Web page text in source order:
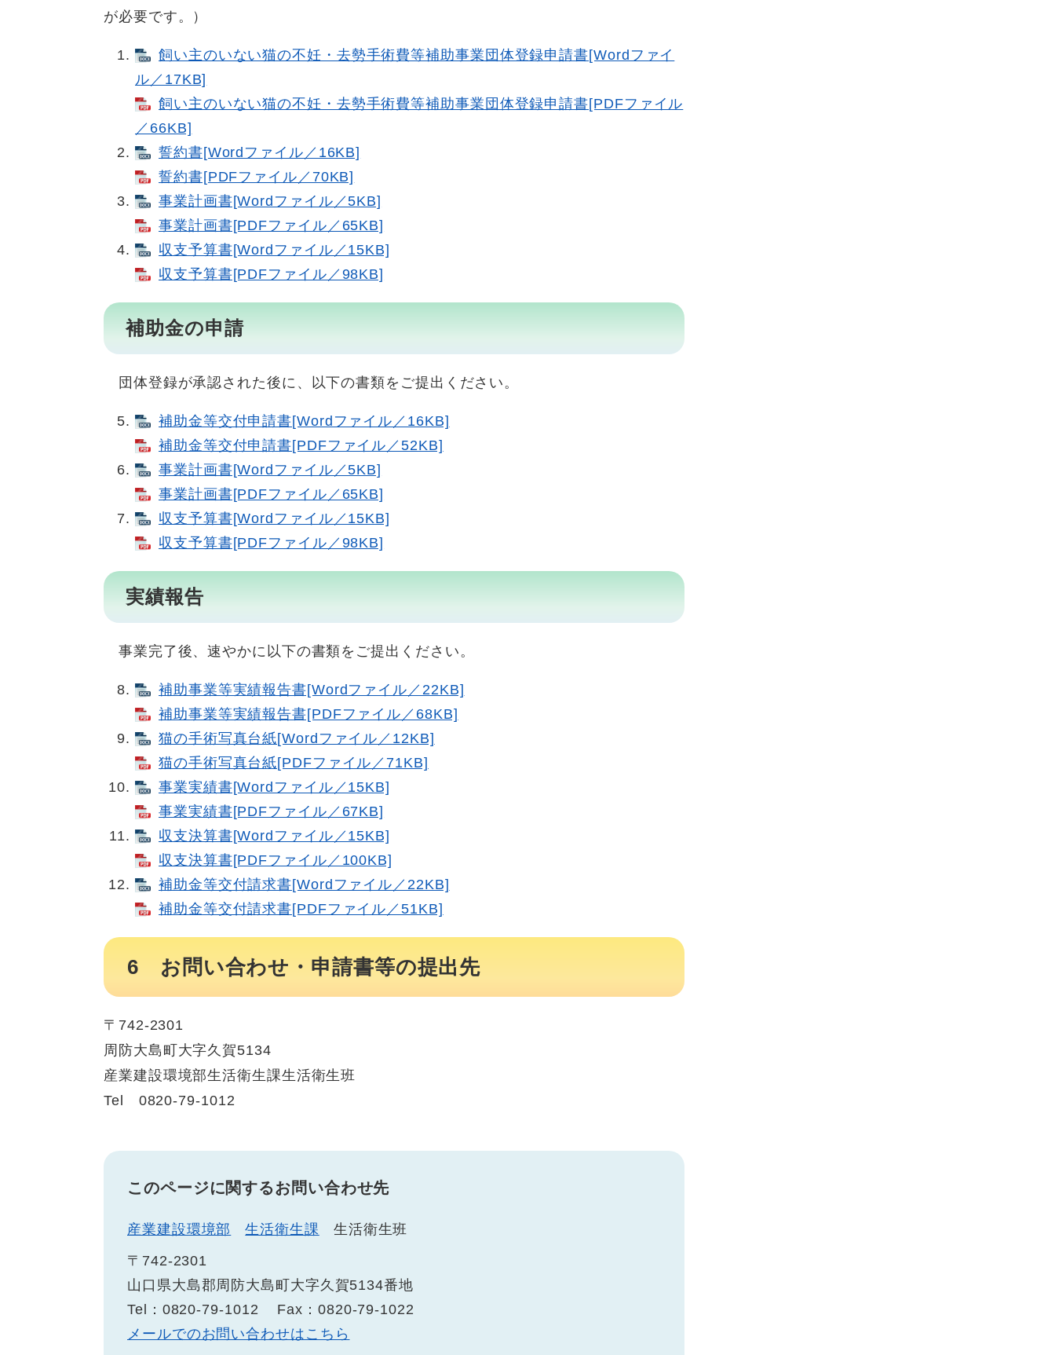
が必要です。）
飼い主のいない猫の不妊・去勢手術費等補助事業団体登録申請書[Wordファイ
ル／17KB]
飼い主のいない猫の不妊・去勢手術費等補助事業団体登録申請書​[PDFファイル
／66KB]
誓約書[Wordファイル／16KB]
誓約書​[PDFファイル／70KB]
事業計画書[Wordファイル／5KB]
事業計画書​[PDFファイル／65KB]
収支予算書[Wordファイル／15KB]
収支予算書​[PDFファイル／98KB]
補助金の申請
団体登録が承認された後に、以下の書類をご提出ください。
補助金等交付申請書[Wordファイル／16KB]
補助金等交付申請書​[PDFファイル／52KB]
事業計画書[Wordファイル／5KB]
事業計画書​[PDFファイル／65KB]
収支予算書[Wordファイル／15KB]
収支予算書​[PDFファイル／98KB]
実績報告
事業完了後、速やかに以下の書類をご提出ください。
補助事業等実績報告書[Wordファイル／22KB]
補助事業等実績報告書​[PDFファイル／68KB]
猫の手術写真台紙[Wordファイル／12KB]
猫の手術写真台紙​[PDFファイル／71KB]
事業実績書[Wordファイル／15KB]
事業実績書​[PDFファイル／67KB]
収支決算書[Wordファイル／15KB]
収支決算書​[PDFファイル／100KB]
補助金等交付請求書[Wordファイル／22KB]
補助金等交付請求書​[PDFファイル／51KB]
6 お問い合わせ・申請書等の提出先
〒742-2301
周防大島町大字久賀5134
産業建設環境部生活衛生課生活衛生班
Tel 0820-79-1012
このページに関するお問い合わせ先
産業建設環境部 生活衛生課
生活衛生班
〒742-2301
山口県大島郡周防大島町大字久賀5134番地
Tel：0820-79-1012
Fax：0820-79-1022
メールでのお問い合わせはこちら